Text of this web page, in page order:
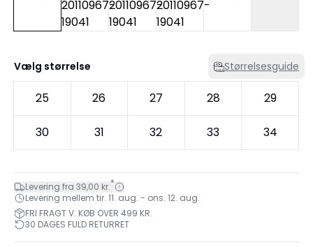
Vælg størrelse Størrelsesguide
25 26 27 28 29
30 31 32 33 34
Levering fra 39,00 kr.*
Levering mellem tir. 11. aug. - ons. 12. aug.
FRI FRAGT V. KØB OVER 499 KR.
30 DAGES FULD RETURRET